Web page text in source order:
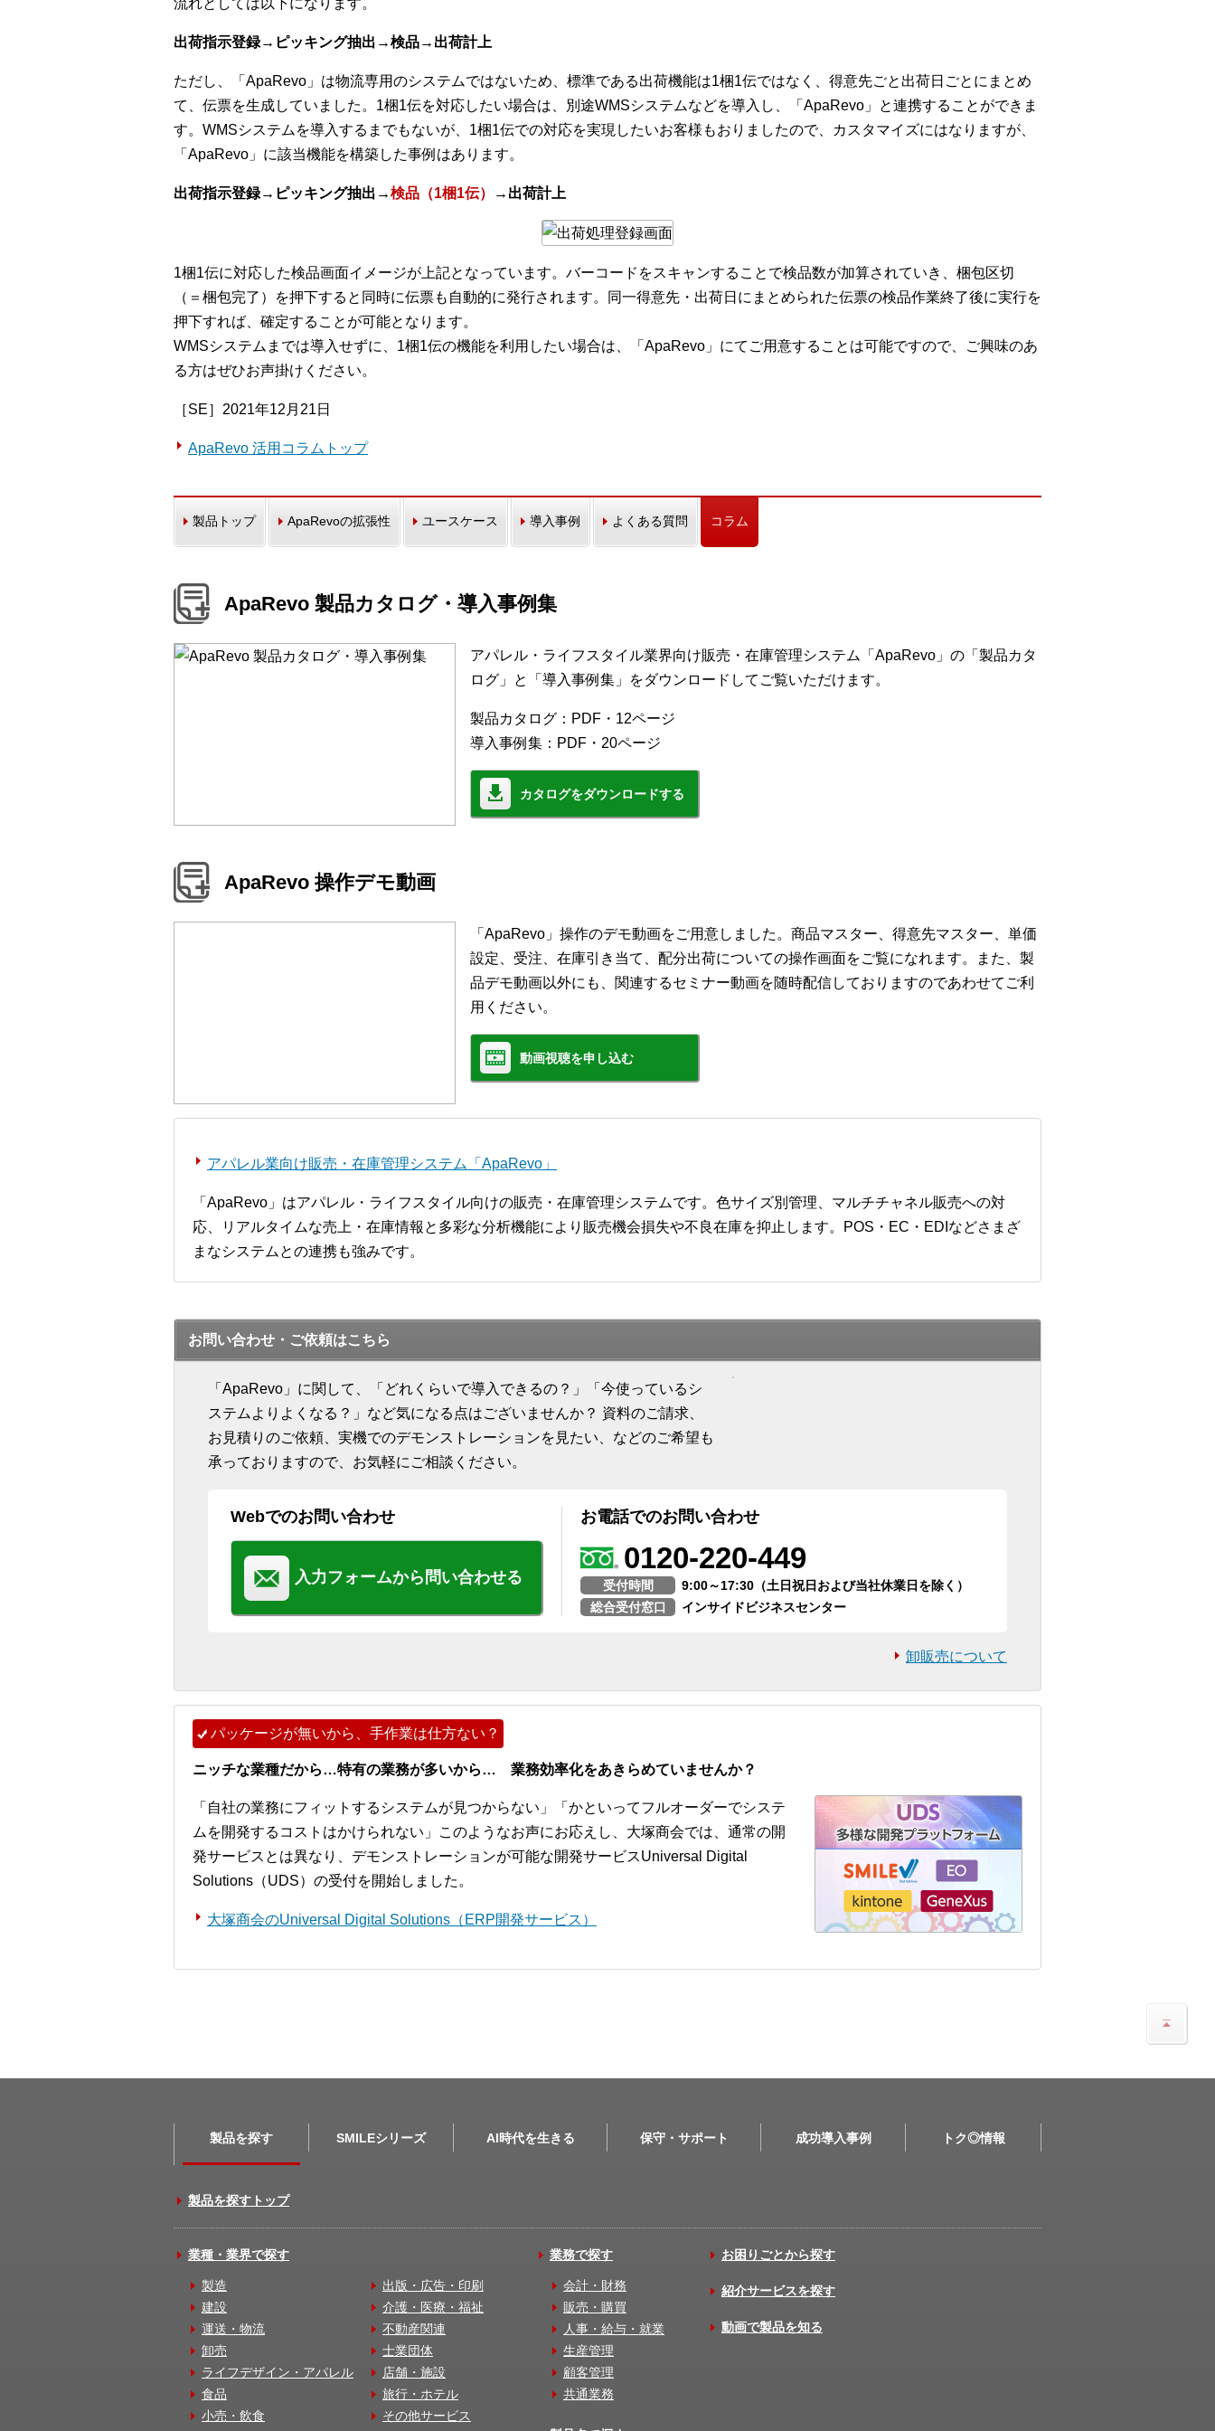
流れとしては以下になります。
出荷指示登録→ピッキング抽出→検品→出荷計上
ただし、「ApaRevo」は物流専用のシステムではないため、標準である出荷機能は1梱1伝ではなく、得意先ごと出荷日ごとにまとめ
て、伝票を生成していました。1梱1伝を対応したい場合は、別途WMSシステムなどを導入し、「ApaRevo」と連携することができま
す。WMSシステムを導入するまでもないが、1梱1伝での対応を実現したいお客様もおりましたので、カスタマイズにはなりますが、
「ApaRevo」に該当機能を構築した事例はあります。
出荷指示登録→ピッキング抽出→検品（1梱1伝） →出荷計上
1梱1伝に対応した検品画面イメージが上記となっています。バーコードをスキャンすることで検品数が加算されていき、梱包区切
（＝梱包完了）を押下すると同時に伝票も自動的に発行されます。同一得意先・出荷日にまとめられた伝票の検品作業終了後に実行を
押下すれば、確定することが可能となります。
WMSシステムまでは導入せずに、1梱1伝の機能を利用したい場合は、「ApaRevo」にてご用意することは可能ですので、ご興味のあ
る方はぜひお声掛けください。
［SE］2021年12月21日
ApaRevo 活用コラムトップ
製品トップ ApaRevoの拡張性 ユースケース 導入事例 よくある質問 コラム
ApaRevo 製品カタログ・導入事例集
アパレル・ライフスタイル業界向け販売・在庫管理システム「ApaRevo」の「製品カタ
ログ」と「導入事例集」をダウンロードしてご覧いただけます。
製品カタログ：PDF・12ページ
導入事例集：PDF・20ページ
カタログをダウンロードする
ApaRevo 操作デモ動画
「ApaRevo」操作のデモ動画をご用意しました。商品マスター、得意先マスター、単価
設定、受注、在庫引き当て、配分出荷についての操作画面をご覧になれます。また、製
品デモ動画以外にも、関連するセミナー動画を随時配信しておりますのであわせてご利
用ください。
動画視聴を申し込む
アパレル業向け販売・在庫管理システム「ApaRevo」
「ApaRevo」はアパレル・ライフスタイル向けの販売・在庫管理システムです。色サイズ別管理、マルチチャネル販売への対
応、リアルタイムな売上・在庫情報と多彩な分析機能により販売機会損失や不良在庫を抑止します。POS・EC・EDIなどさまざ
まなシステムとの連携も強みです。
お問い合わせ・ご依頼はこちら
「ApaRevo」に関して、「どれくらいで導入できるの？」「今使っているシ
ステムよりよくなる？」など気になる点はございませんか？ 資料のご請求、
お見積りのご依頼、実機でのデモンストレーションを見たい、などのご希望も
承っておりますので、お気軽にご相談ください。
Webでのお問い合わせ
入力フォームから問い合わせる
お電話でのお問い合わせ
0120-220-449
受付時間
9:00～17:30（土日祝日および当社休業日を除く）
総合受付窓口
インサイドビジネスセンター
卸販売について
パッケージが無いから、手作業は仕方ない？
ニッチな業種だから…特有の業務が多いから… 業務効率化をあきらめていませんか？
「自社の業務にフィットするシステムが見つからない」「かといってフルオーダーでシステ
ムを開発するコストはかけられない」このようなお声にお応えし、大塚商会では、通常の開
発サービスとは異なり、デモンストレーションが可能な開発サービスUniversal Digital
Solutions（UDS）の受付を開始しました。
大塚商会のUniversal Digital Solutions（ERP開発サービス）
製品を探す SMILEシリーズ AI時代を生きる 保守・サポート 成功導入事例 トク◎情報
製品を探すトップ
業種・業界で探す
製造
建設
運送・物流
卸売
ライフデザイン・アパレル
食品
小売・飲食
出版・広告・印刷
介護・医療・福祉
不動産関連
士業団体
店舗・施設
旅行・ホテル
その他サービス
業務で探す
会計・財務
販売・購買
人事・給与・就業
生産管理
顧客管理
共通業務
お困りごとから探す
紹介サービスを探す
動画で製品を知る